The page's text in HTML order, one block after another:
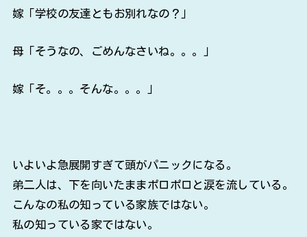
嫁「学校の友達ともお別れなの？」
母「そうなの、ごめんなさいね。。。」
嫁「そ。。。そんな。。。」
いよいよ急展開すぎて頭がパニックになる。
弟二人は、下を向いたままポロポロと涙を流している。
こんなの私の知っている家族ではない。
私の知っている家ではない。